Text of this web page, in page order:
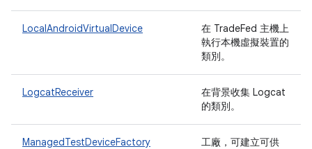
LocalAndroidVirtualDevice
在 TradeFed 主機上
執行本機虛擬裝置的
類別。
LogcatReceiver
在背景收集 Logcat
的類別。
ManagedTestDeviceFactory
工廠，可建立可供